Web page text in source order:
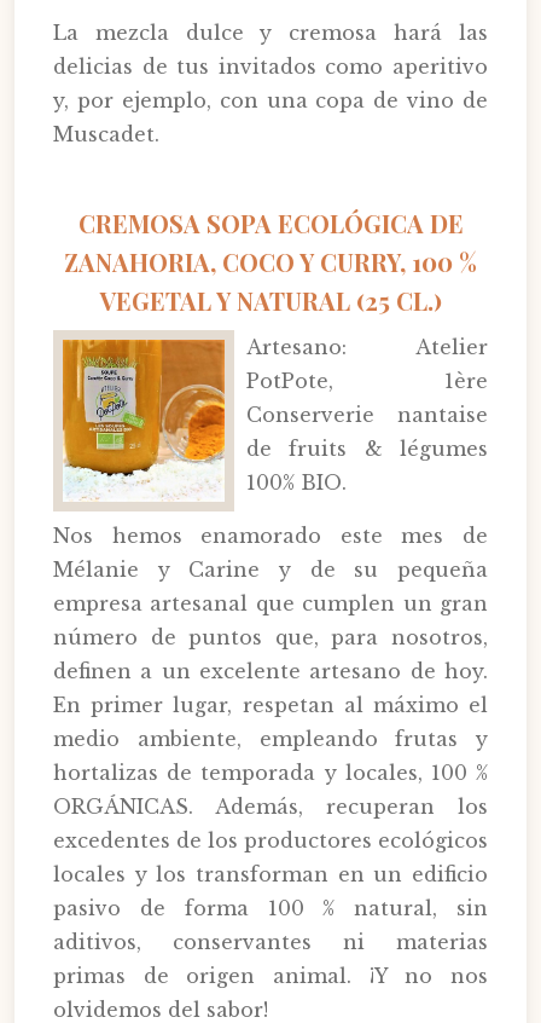
La mezcla dulce y cremosa hará las
delicias de tus invitados como aperitivo
y, por ejemplo, con una copa de vino de
Muscadet.
CREMOSA SOPA ECOLÓGICA DE
ZANAHORIA, COCO Y CURRY, 100 %
VEGETAL Y NATURAL (25 CL.)
Artesano: Atelier
PotPote, 1ère
Conserverie nantaise
de fruits & légumes
100% BIO.
Nos hemos enamorado este mes de
Mélanie y Carine y de su pequeña
empresa artesanal que cumplen un gran
número de puntos que, para nosotros,
definen a un excelente artesano de hoy.
En primer lugar, respetan al máximo el
medio ambiente, empleando frutas y
hortalizas de temporada y locales, 100 %
ORGÁNICAS. Además, recuperan los
excedentes de los productores ecológicos
locales y los transforman en un edificio
pasivo de forma 100 % natural, sin
aditivos, conservantes ni materias
primas de origen animal. ¡Y no nos
olvidemos del sabor!